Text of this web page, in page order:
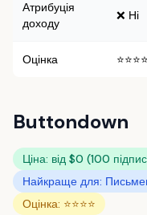
Атрибуція
доходу
❌ Ні
Оцінка ⭐⭐⭐⭐
Buttondown
Ціна: від $0 (100
Найкраще для:
Оцінка: ⭐⭐⭐⭐